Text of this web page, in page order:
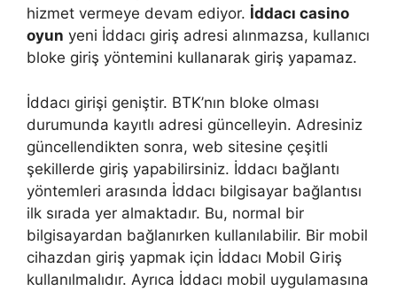
hizmet vermeye devam ediyor. İddacı casino
oyun yeni İddacı giriş adresi alınmazsa, kullanıcı
bloke giriş yöntemini kullanarak giriş yapamaz.
İddacı girişi geniştir. BTK’nın bloke olması
durumunda kayıtlı adresi güncelleyin. Adresiniz
güncellendikten sonra, web sitesine çeşitli
şekillerde giriş yapabilirsiniz. İddacı bağlantı
yöntemleri arasında İddacı bilgisayar bağlantısı
ilk sırada yer almaktadır. Bu, normal bir
bilgisayardan bağlanırken kullanılabilir. Bir mobil
cihazdan giriş yapmak için İddacı Mobil Giriş
kullanılmalıdır. Ayrıca İddacı mobil uygulamasına